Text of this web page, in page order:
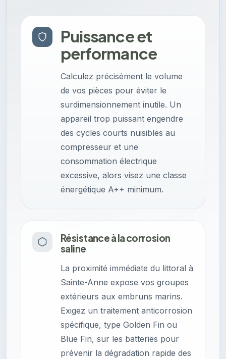
Puissance et
performance
Calculez précisément le volume
de vos pièces pour éviter le
surdimensionnement inutile. Un
appareil trop puissant engendre
des cycles courts nuisibles au
compresseur et une
consommation électrique
excessive, alors visez une classe
énergétique A++ minimum.
Résistance à la corrosion
saline
La proximité immédiate du littoral à
Sainte-Anne expose vos groupes
extérieurs aux embruns marins.
Exigez un traitement anticorrosion
spécifique, type Golden Fin ou
Blue Fin, sur les batteries pour
prévenir la dégradation rapide des